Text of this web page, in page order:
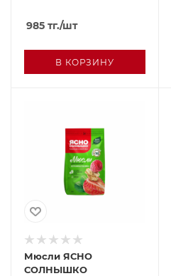
985 тг./шт
В КОРЗИНУ
Мюсли ЯСНО
СОЛНЫШКО